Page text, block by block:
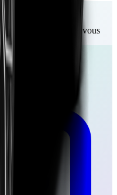
près de chez vous